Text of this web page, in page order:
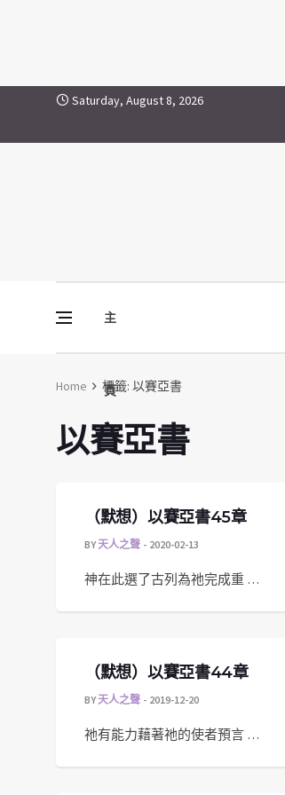
Skip to content
以賽亞書Saturday, August 8, 2026
主
頁
Vine Media
葡萄樹傳媒
Home 標籤: 以賽亞書
以賽亞書
（默想）以賽亞書45章
BY天人之聲 2020-02-13
神在此選了古列為祂完成重 …
（默想）以賽亞書44章
BY天人之聲 2019-12-20
祂有能力藉著祂的使者預言 …